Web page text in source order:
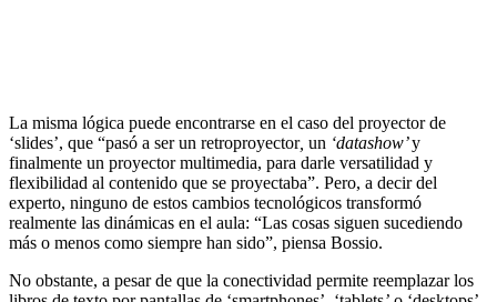
La misma lógica puede encontrarse en el caso del proyector de
‘slides’, que “pasó a ser un retroproyector, un ‘datashow’y
finalmente un proyector multimedia, para darle versatilidad y
flexibilidad al contenido que se proyectaba”. Pero, a decir del
experto, ninguno de estos cambios tecnológicos transformó
realmente las dinámicas en el aula: “Las cosas siguen sucediendo
más o menos como siempre han sido”, piensa Bossio.
No obstante, a pesar de que la conectividad permite reemplazar los